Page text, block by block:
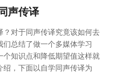
声传译
对于同声传译究竟该如何去
总结了做一个多媒体学习
知识点和降低期望值这样就
，下面以自学同声传译为